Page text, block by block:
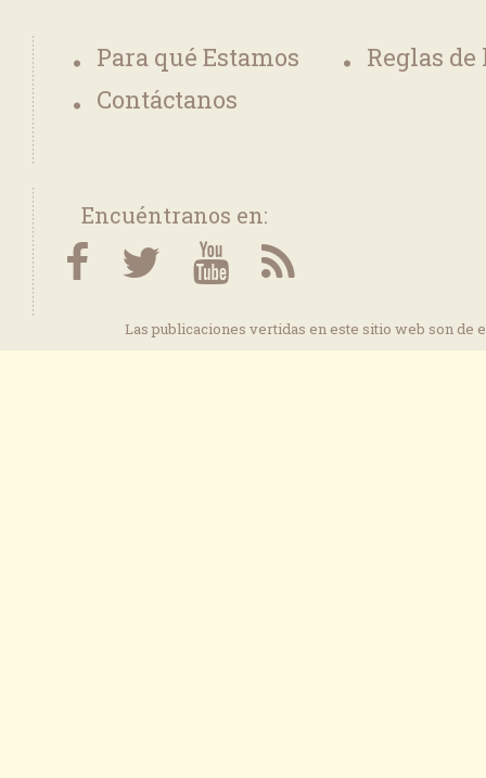
Para qué Estamos
Reglas
Contáctanos
Encuéntranos en:
Las publicaciones vertidas en este sitio web son de